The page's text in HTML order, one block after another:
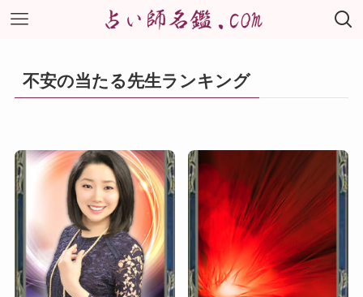
不安の当たる先生ランキング